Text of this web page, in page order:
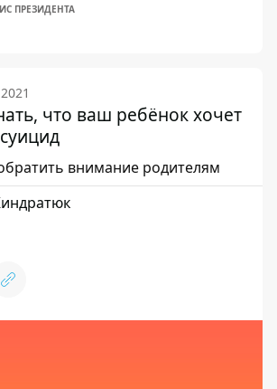
ПРЕЗИДЕНТА
что ваш ребёнок хочет
внимание родителям